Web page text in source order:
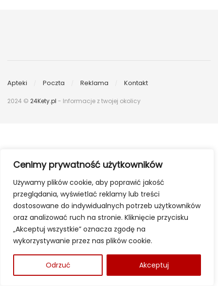
Cenimy prywatność użytkowników
Używamy plików cookie, aby poprawić jakość
przeglądania, wyświetlać reklamy lub treści
dostosowane do indywidualnych potrzeb użytkowników
oraz analizować ruch na stronie. Kliknięcie przycisku
„Akceptuj wszystkie” oznacza zgodę na
wykorzystywanie przez nas plików cookie.
Odrzuć Akceptuj
Apteki Poczta Reklama Kontakt
2024 © 24Kety.pl - Informacje z twojej okolicy